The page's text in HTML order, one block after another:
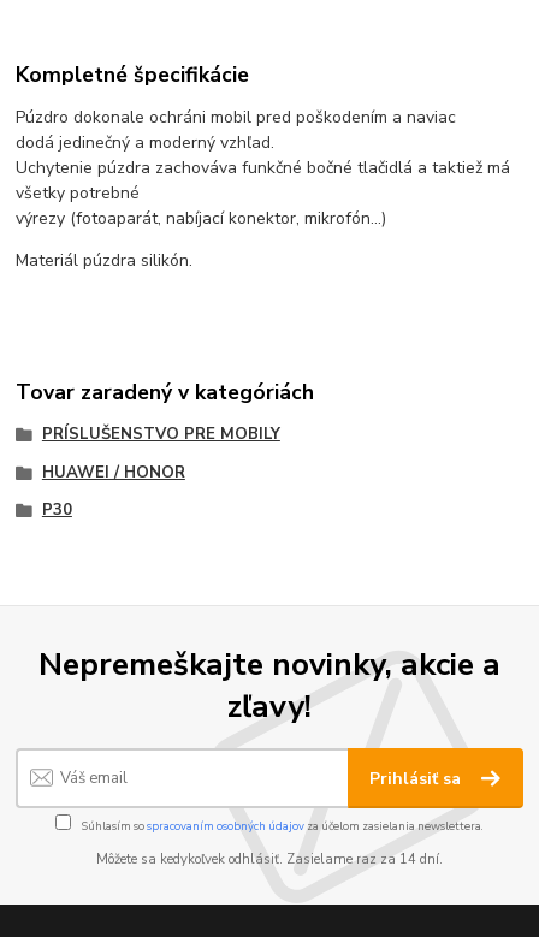
Kompletné špecifikácie
Púzdro dokonale ochráni mobil pred poškodením a naviac
dodá jedinečný a moderný vzhľad.
Uchytenie púzdra zachováva funkčné bočné tlačidlá a taktiež má
všetky potrebné
výrezy (fotoaparát, nabíjací konektor, mikrofón...)
Materiál púzdra silikón.
Tovar zaradený v kategóriách
PRÍSLUŠENSTVO PRE MOBILY
HUAWEI / HONOR
P30
Nepremeškajte novinky, akcie a
zľavy!
Prihlásiť sa
Súhlasím sospracovaním osobných údajov za účelom zasielania newslettera.
Môžete sa kedykoľvek odhlásiť. Zasielame raz za 14 dní.